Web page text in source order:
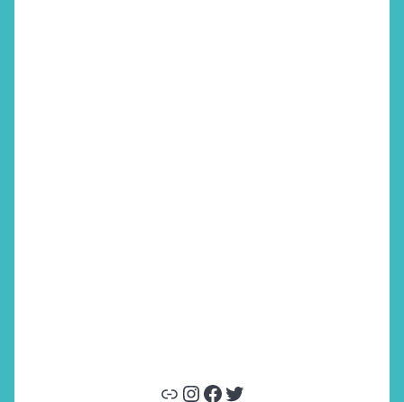
LienInstagram
Facebook
Twitter